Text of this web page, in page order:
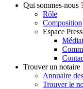
Qui sommes-nous
Rôle
Composition
Espace
Trouver un notaire
Annuaire
Trouver le